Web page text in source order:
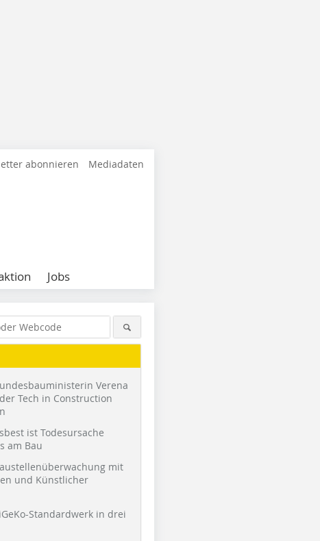
abonnieren Mediadaten
Jobs
Verena
Tech in Construction
ist Todesursache
am Bau
mit
und Künstlicher
Standardwerk in drei